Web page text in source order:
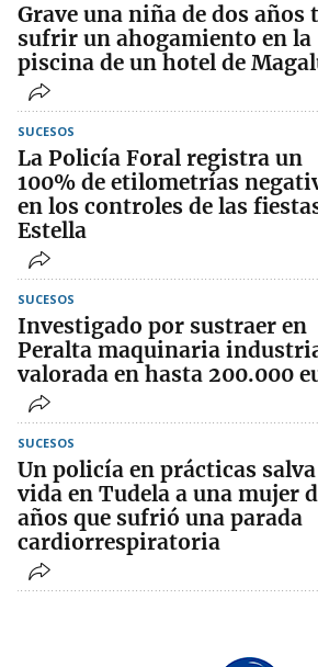
Grave una niña de dos años
sufrir un ahogamiento en la
piscina de un hotel de
SUCESOS
La Policía Foral registra un
100% de etilometrías
en los controles de las
Estella
SUCESOS
Investigado por sustraer en
Peralta maquinaria
valorada en hasta 200.000
SUCESOS
Un policía en prácticas
vida en Tudela a una mujer
años que sufrió una parada
cardiorrespiratoria